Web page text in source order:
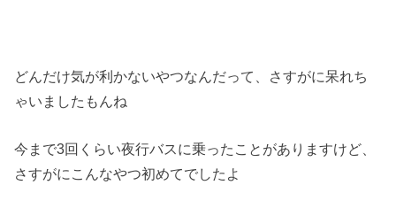
どんだけ気が利かないやつなんだって、さすがに呆れち
ゃいましたもんね
今まで3回くらい夜行バスに乗ったことがありますけど、
さすがにこんなやつ初めてでしたよ